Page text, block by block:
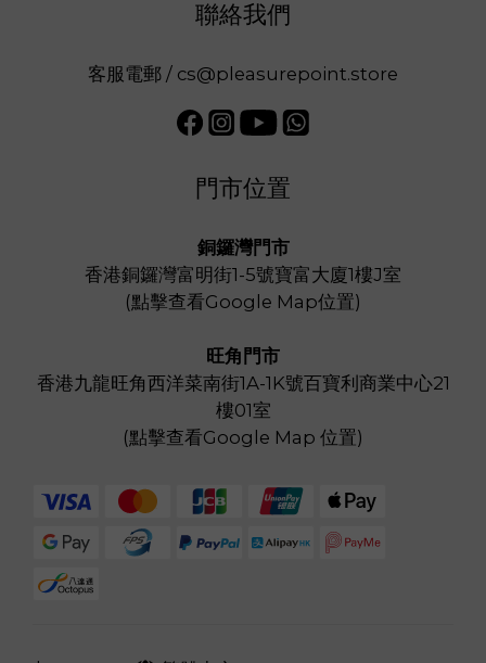
聯絡我們
客服電郵 / cs@pleasurepoint.store
門市位置
銅鑼灣門市
香港銅鑼灣富明街1-5號寶富大廈1樓J室
(點擊查看Google Map位置)
旺角門市
香港九龍旺角西洋菜南街1A-1K號百寶利商業中心21
樓01室
(點擊查看Google Map 位置)